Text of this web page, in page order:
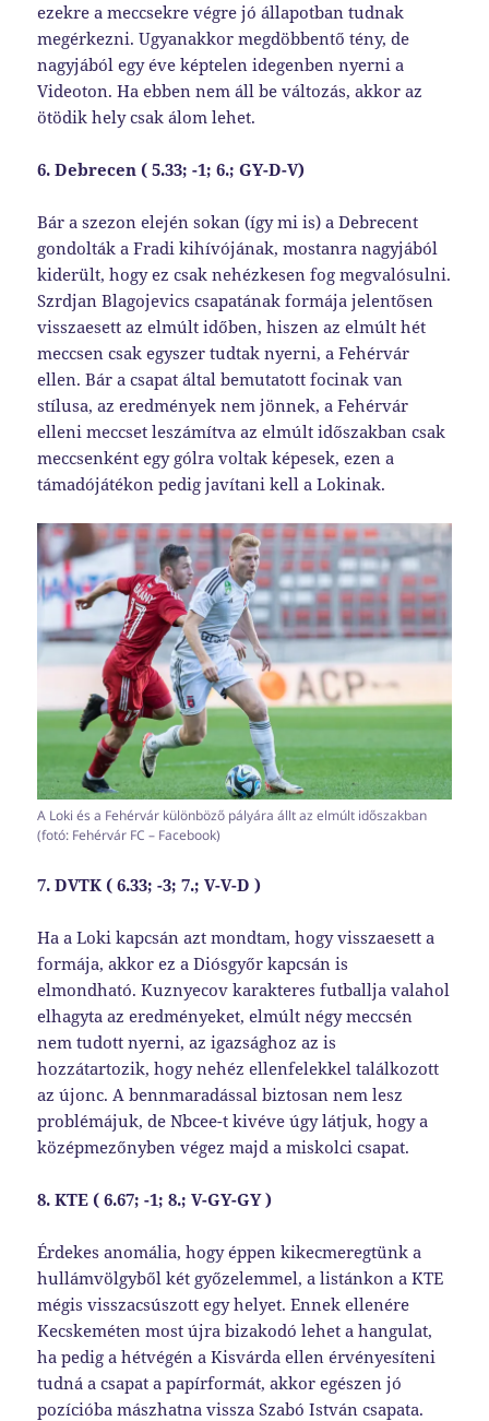
ezekre a meccsekre végre jó állapotban tudnak
megérkezni. Ugyanakkor megdöbbentő tény, de
nagyjából egy éve képtelen idegenben nyerni a
Videoton. Ha ebben nem áll be változás, akkor az
ötödik hely csak álom lehet.
6. Debrecen ( 5.33; -1; 6.; GY-D-V)
Bár a szezon elején sokan (így mi is) a Debrecent
gondolták a Fradi kihívójának, mostanra nagyjából
kiderült, hogy ez csak nehézkesen fog megvalósulni.
Szrdjan Blagojevics csapatának formája jelentősen
visszaesett az elmúlt időben, hiszen az elmúlt hét
meccsen csak egyszer tudtak nyerni, a Fehérvár
ellen. Bár a csapat által bemutatott focinak van
stílusa, az eredmények nem jönnek, a Fehérvár
elleni meccset leszámítva az elmúlt időszakban csak
meccsenként egy gólra voltak képesek, ezen a
támadójátékon pedig javítani kell a Lokinak.
A Loki és a Fehérvár különböző pályára állt az elmúlt időszakban
(fotó: Fehérvár FC – Facebook)
7. DVTK ( 6.33; -3; 7.; V-V-D )
Ha a Loki kapcsán azt mondtam, hogy visszaesett a
formája, akkor ez a Diósgyőr kapcsán is
elmondható. Kuznyecov karakteres futballja valahol
elhagyta az eredményeket, elmúlt négy meccsén
nem tudott nyerni, az igazsághoz az is
hozzátartozik, hogy nehéz ellenfelekkel találkozott
az újonc. A bennmaradással biztosan nem lesz
problémájuk, de Nbcee-t kivéve úgy látjuk, hogy a
középmezőnyben végez majd a miskolci csapat.
8. KTE ( 6.67; -1; 8.; V-GY-GY )
Érdekes anomália, hogy éppen kikecmeregtünk a
hullámvölgyből két győzelemmel, a listánkon a KTE
mégis visszacsúszott egy helyet. Ennek ellenére
Kecskeméten most újra bizakodó lehet a hangulat,
ha pedig a hétvégén a Kisvárda ellen érvényesíteni
tudná a csapat a papírformát, akkor egészen jó
pozícióba mászhatna vissza Szabó István csapata.